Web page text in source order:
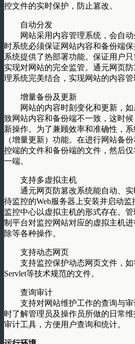
控文件的实时保护，防止篡改。
自动分发
网站采用内容管理系统，会自动
时系统必须保证网站内容和备份端
系统提供了热部署功能。保证用户
实现对网站的完全监管。通元网页
理系统完美结合，实现网站的内容管
增量备份及更新
网站的内容时刻变化和更新，如
致网站内容和备份端不一致，这时
新操作。为了兼顾效率和准确性，
（增量更新）功能。在进行网站备
控端的文件和备份端的文件，然后
一端。
支持多虚拟主机
通元网页防篡改系统能自动、实
待监控的Web服务器上安装并启动
监控中心以虚拟主机的形式存在。
制平台对监控网站对应的虚拟主机
除等各种操作。
支持动态网页
支持监控保护动态网页文件，如符
Servlet等技术规范的文件。
查询审计
支持对网站维护工作的查询与审
时了解管理员及操作员所做的日常
审计工具，方便用户查询和统计。